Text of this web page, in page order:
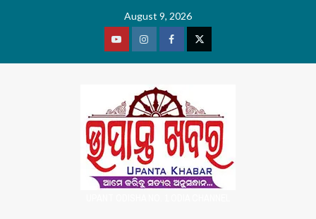
August 9, 2026
YoutubeVimeoFacebookTwitter